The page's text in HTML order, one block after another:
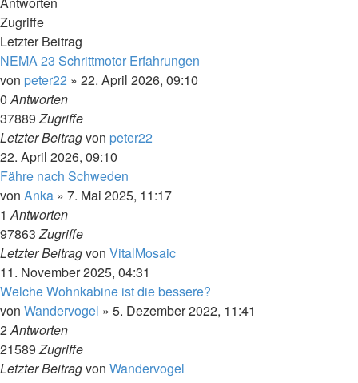
Zugriffe
Letzter Beitrag
NEMA 23 Schrittmotor Erfahrungen
von peter22 » 22. April 2026, 09:10
0Antworten
37889Zugriffe
Letzter Beitragvon peter22
22. April 2026, 09:10
Fähre nach Schweden
von Anka » 7. Mai 2025, 11:17
1Antworten
97863Zugriffe
Letzter Beitragvon VitalMosaic
11. November 2025, 04:31
Welche Wohnkabine ist die bessere?
von Wandervogel » 5. Dezember 2022, 11:41
2Antworten
21589Zugriffe
Letzter Beitragvon Wandervogel